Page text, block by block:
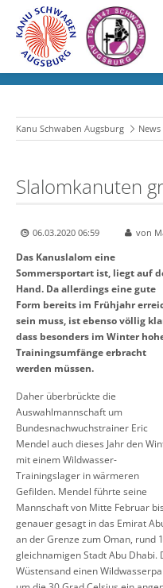
Kanu Schwaben Augsburg News
Slalomkanuten
06.03.2020 06:59 von
Das Kanuslalom eine
Sommersportart ist, liegt auf
Hand. Da allerdings eine gute
Form bereits im Frühjahr
sein muss, ist ebenso völlig
dass besonders im Winter
Trainingsumfänge erbracht
werden müssen.
Daher überbrückte die
Auswahlmannschaft um
Bundesnachwuchstrainer Eric
Mendel auch dieses Jahr den
mit einem Wildwasser-
Trainingslager in wärmeren
Gefilden. Mendel führte seine
Mannschaft von Mitte Februar
genauer gesagt in das Emirat
an der Grenze zum Oman, rund
gleichnamigen Stadt Abu
Wüstensand einen